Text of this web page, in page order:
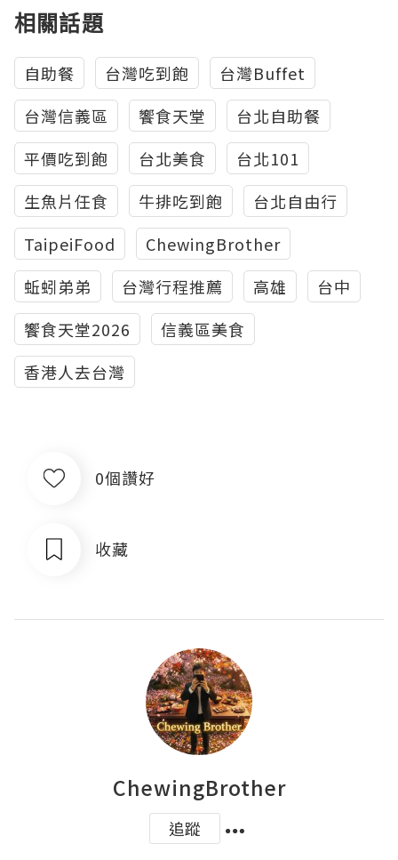
相關話題
自助餐 台灣吃到飽
台灣Buffet
台灣信義區
饗食天堂
台北自助餐
平價吃到飽
台北美食
台北101
生魚片任食
牛排吃到飽
台北自由行
TaipeiFood
ChewingBrother
蚯蚓弟弟
台灣行程推薦 高雄
台中
饗食天堂2026
信義區美食
香港人去台灣
0個讚好
收藏
ChewingBrother
追蹤